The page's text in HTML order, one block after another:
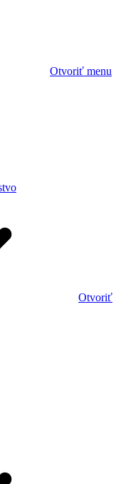
Otvoriť menu
Otvoriť